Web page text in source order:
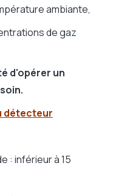
ambiante,
de gaz
d'opérer un
détecteur
: inférieur à 15